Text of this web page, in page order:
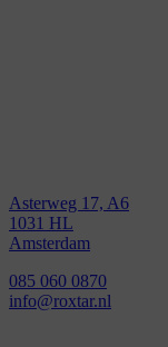
Asterweg 17, A6
1031 HL
Amsterdam
085 060 0870
info@roxtar.nl